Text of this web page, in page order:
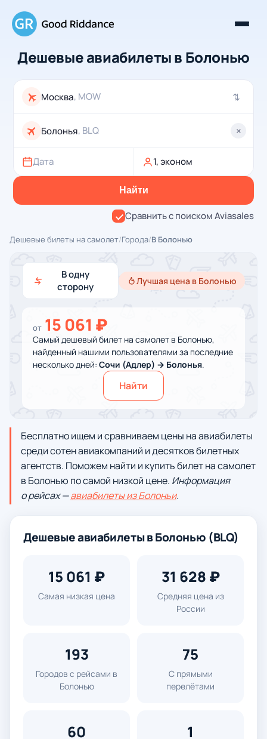
Дешевые авиабилеты в Болонью
, MOW ⇄
, BLQ ×
Дата 1, эконом
Найти
Сравнить с поиском Aviasales
Дешевые билеты на самолет/Города/В Болонью
В одну
сторону
Лучшая цена в Болонью
от 15 061 ₽
Самый дешевый билет на самолет в Болонью,
найденный нашими пользователями за последние
несколько дней: Сочи (Адлер) → Болонья.
Найти
Бесплатно ищем и сравниваем цены на авиабилеты
среди сотен авиакомпаний и десятков билетных
агентств. Поможем найти и купить билет на самолет
в Болонью по самой низкой цене. Информация
о рейсах —авиабилеты из Болоньи.
Дешевые авиабилеты в Болонью (BLQ)
15 061 ₽
Самая низкая цена
31 628 ₽
Средняя цена из
России
193
Городов с рейсами в
Болонью
75
С прямыми
перелётами
60 1